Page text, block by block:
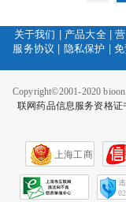
关于我们 | 产品大全|
服务协议 | 隐私保护 |
Copyright©2001-2020
联网药品信息服务资格证
上海工商